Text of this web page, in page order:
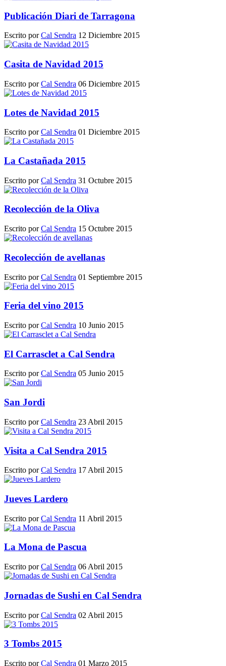
Publicación Diari de Tarragona
Escrito porCal Sendra 12 Diciembre 2015
Casita de Navidad 2015
Escrito porCal Sendra 06 Diciembre 2015
Lotes de Navidad 2015
Escrito porCal Sendra 01 Diciembre 2015
La Castañada 2015
Escrito porCal Sendra 31 Octubre 2015
Recolección de la Oliva
Escrito porCal Sendra 15 Octubre 2015
Recolección de avellanas
Escrito porCal Sendra 01 Septiembre 2015
Feria del vino 2015
Escrito porCal Sendra 10 Junio 2015
El Carrasclet a Cal Sendra
Escrito porCal Sendra 05 Junio 2015
San Jordi
Escrito porCal Sendra 23 Abril 2015
Visita a Cal Sendra 2015
Escrito porCal Sendra 17 Abril 2015
Jueves Lardero
Escrito porCal Sendra 11 Abril 2015
La Mona de Pascua
Escrito porCal Sendra 06 Abril 2015
Jornadas de Sushi en Cal Sendra
Escrito porCal Sendra 02 Abril 2015
3 Tombs 2015
Escrito porCal Sendra 01 Marzo 2015